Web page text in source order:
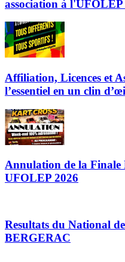
association à l'UFOLEP
Affiliation, Licences et
l’essentiel en un clin
Annulation de la
UFOLEP 2026
Resultats du National
BERGERAC